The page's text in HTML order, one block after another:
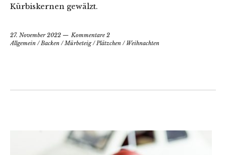
Kürbiskernen gewälzt.
27. November 2022
Kommentare 2
Allgemein /Backen /Mürbeteig/Plätzchen / Weihnachten